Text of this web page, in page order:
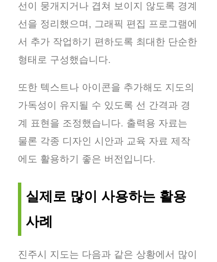
선이 뭉개지거나 겹쳐 보이지 않도록 경계
선을 정리했으며, 그래픽 편집 프로그램에
서 추가 작업하기 편하도록 최대한 단순한
형태로 구성했습니다.
또한 텍스트나 아이콘을 추가해도 지도의
가독성이 유지될 수 있도록 선 간격과 경
계 표현을 조정했습니다. 출력용 자료는
물론 각종 디자인 시안과 교육 자료 제작
에도 활용하기 좋은 버전입니다.
실제로 많이 사용하는 활용
사례
진주시 지도는 다음과 같은 상황에서 많이